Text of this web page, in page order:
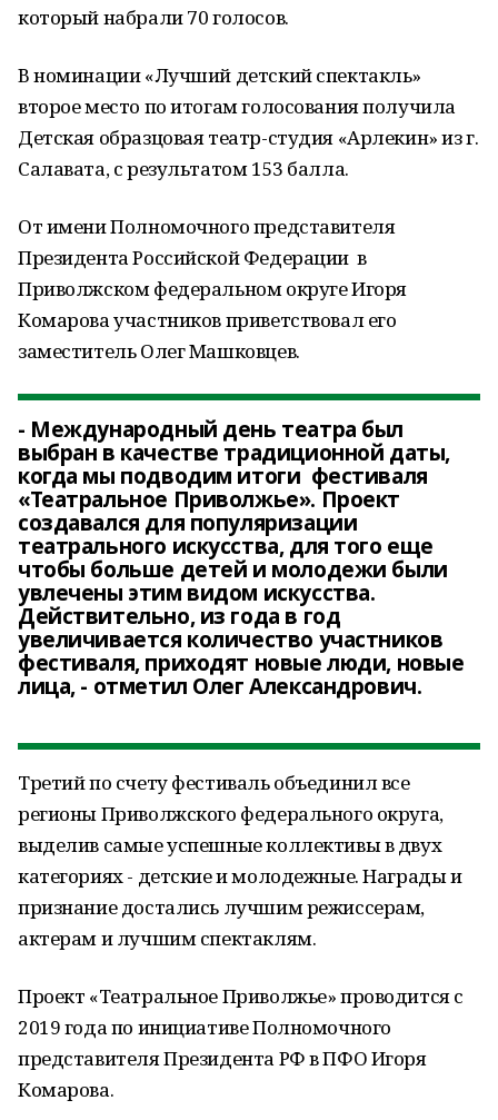
который набрали 70 голосов.
В номинации «Лучший детский спектакль»
второе место по итогам голосования получила
Детская образцовая театр-студия «Арлекин» из г.
Салавата, с результатом 153 балла.
От имени Полномочного представителя
Президента Российской Федерации в
Приволжском федеральном округе Игоря
Комарова участников приветствовал его
заместитель Олег Машковцев.
- Международный день театра был
выбран в качестве традиционной даты,
когда мы подводим итоги фестиваля
«Театральное Приволжье». Проект
создавался для популяризации
театрального искусства, для того еще
чтобы больше детей и молодежи были
увлечены этим видом искусства.
Действительно, из года в год
увеличивается количество участников
фестиваля, приходят новые люди, новые
лица, - отметил Олег Александрович.
Третий по счету фестиваль объединил все
регионы Приволжского федерального округа,
выделив самые успешные коллективы в двух
категориях - детские и молодежные. Награды и
признание достались лучшим режиссерам,
актерам и лучшим спектаклям.
Проект «Театральное Приволжье» проводится с
2019 года по инициативе Полномочного
представителя Президента РФ в ПФО Игоря
Комарова.